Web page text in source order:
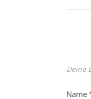
Deine
Name